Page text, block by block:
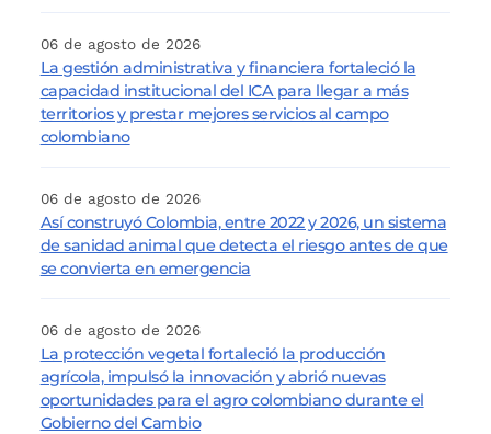
06 de agosto de 2026
La gestión administrativa y financiera fortaleció la
capacidad institucional del ICA para llegar a más
territorios y prestar mejores servicios al campo
colombiano
06 de agosto de 2026
Así construyó Colombia, entre 2022 y 2026, un sistema
de sanidad animal que detecta el riesgo antes de que
se convierta en emergencia
06 de agosto de 2026
La protección vegetal fortaleció la producción
agrícola, impulsó la innovación y abrió nuevas
oportunidades para el agro colombiano durante el
Gobierno del Cambio